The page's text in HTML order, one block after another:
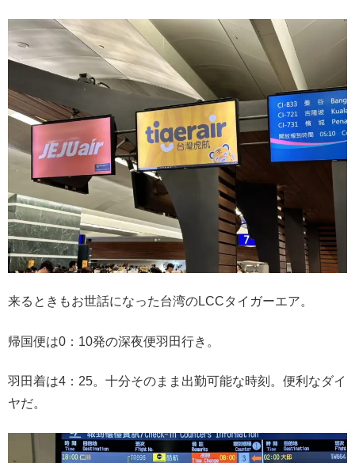
来るときもお世話になった台湾のLCCタイガーエア。
帰国便は0：10発の深夜便羽田行き。
羽田着は4：25。十分そのまま出勤可能な時刻。便利なダイ
ヤだ。